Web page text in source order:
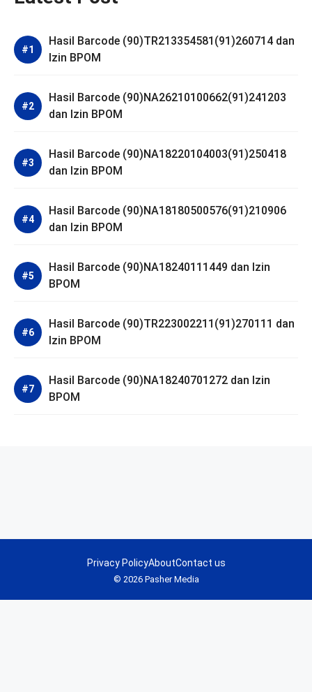
Hasil Barcode (90)TR213354581(91)260714 dan
Izin BPOM
Hasil Barcode (90)NA26210100662(91)241203
dan Izin BPOM
Hasil Barcode (90)NA18220104003(91)250418
dan Izin BPOM
Hasil Barcode (90)NA18180500576(91)210906
dan Izin BPOM
Hasil Barcode (90)NA18240111449 dan Izin
BPOM
Hasil Barcode (90)TR223002211(91)270111 dan
Izin BPOM
Hasil Barcode (90)NA18240701272 dan Izin
BPOM
© 2026 Pasher Media
Privacy PolicyAboutContact us